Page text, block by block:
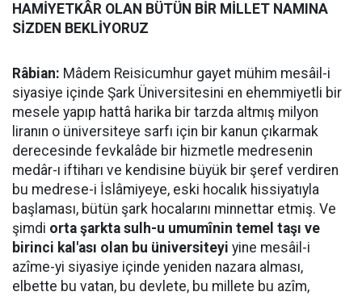
HAMİYETKÂR OLAN BÜTÜN BİR MİLLET NAMINA
SİZDEN BEKLİYORUZ
Râbian: Mâdem Reisicumhur gayet mühim mesâil-i
siyasiye içinde Şark Üniversitesini en ehemmiyetli bir
mesele yapıp hattâ harika bir tarzda altmış milyon
liranın o üniversiteye sarfı için bir kanun çıkarmak
derecesinde fevkalâde bir hizmetle medresenin
medâr-ı iftiharı ve kendisine büyük bir şeref verdiren
bu medrese-i İslâmiyeye, eski hocalık hissiyatıyla
başlaması, bütün şark hocalarını minnettar etmiş. Ve
şimdi orta şarkta sulh-u umumînin temel taşı ve
birinci kal'ası olan bu üniversiteyi yine mesâil-i
azîme-yi siyasiye içinde yeniden nazara alması,
elbette bu vatan, bu devlete, bu millete bu azîm,